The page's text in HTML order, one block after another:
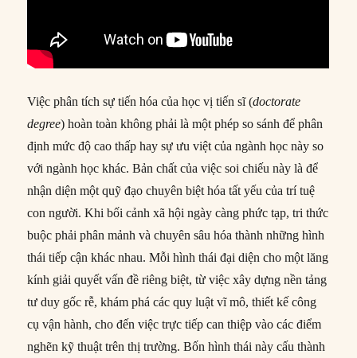
Việc phân tích sự tiến hóa của học vị tiến sĩ (doctorate
degree) hoàn toàn không phải là một phép so sánh để phân
định mức độ cao thấp hay sự ưu việt của ngành học này so
với ngành học khác. Bản chất của việc soi chiếu này là để
nhận diện một quỹ đạo chuyên biệt hóa tất yếu của trí tuệ
con người. Khi bối cảnh xã hội ngày càng phức tạp, tri thức
buộc phải phân mảnh và chuyên sâu hóa thành những hình
thái tiếp cận khác nhau. Mỗi hình thái đại diện cho một lăng
kính giải quyết vấn đề riêng biệt, từ việc xây dựng nền tảng
tư duy gốc rễ, khám phá các quy luật vĩ mô, thiết kế công
cụ vận hành, cho đến việc trực tiếp can thiệp vào các điểm
nghẽn kỹ thuật trên thị trường. Bốn hình thái này cấu thành